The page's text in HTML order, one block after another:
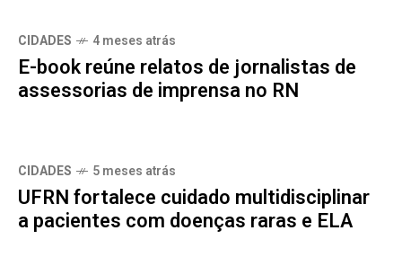
CIDADES 4 meses atrás
E-book reúne relatos de jornalistas de
assessorias de imprensa no RN
CIDADES 5 meses atrás
UFRN fortalece cuidado multidisciplinar
a pacientes com doenças raras e ELA